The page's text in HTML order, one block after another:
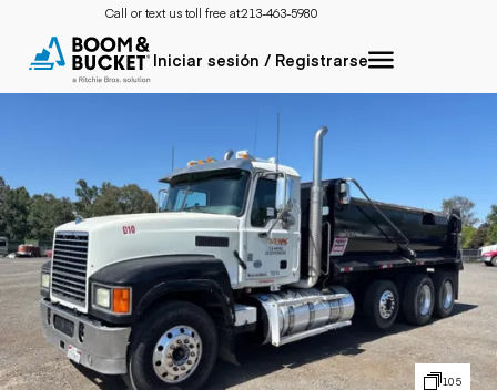
Call or text us toll free at:213-463-5980
Iniciar sesión / Registrarse
105